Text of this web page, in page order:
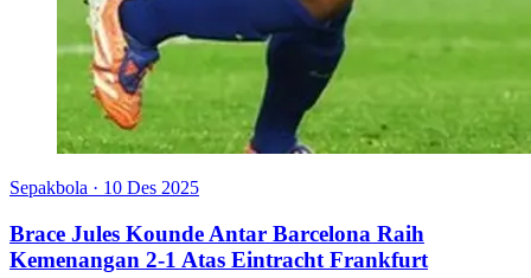
Sepakbola · 10 Des 2025
Brace Jules Kounde Antar Barcelona Raih
Kemenangan 2-1 Atas Eintracht Frankfurt